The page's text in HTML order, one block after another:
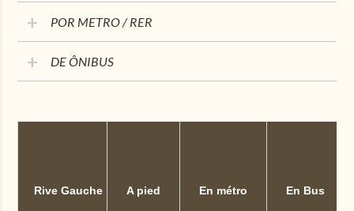
POR METRO / RER
DE ÔNIBUS
Rive Gauche A pied En métro En Bus